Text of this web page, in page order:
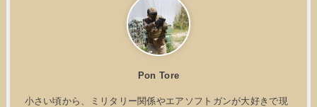
Pon Tore
小さい頃から、ミリタリー関係やエアソフトガンが大好きで現